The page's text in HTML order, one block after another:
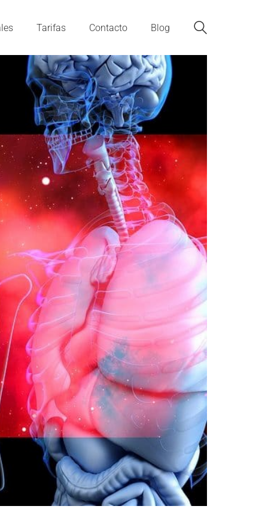
Tarifas Contacto Blog